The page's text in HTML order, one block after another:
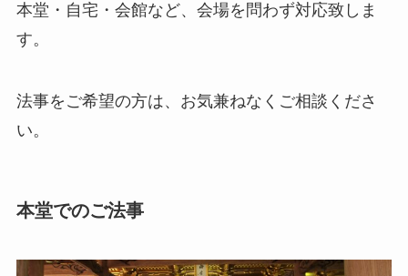
本堂・自宅・会館など、会場を問わず対応致しま
す。
法事をご希望の方は、お気兼ねなくご相談くださ
い。
本堂でのご法事